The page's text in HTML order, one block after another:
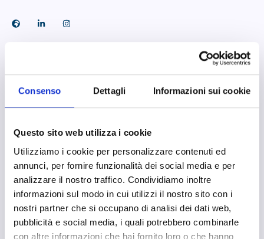
Consenso Dettagli Informazioni sui cookie
Questo sito web utilizza i cookie
Utilizziamo i cookie per personalizzare contenuti ed
annunci, per fornire funzionalità dei social media e per
analizzare il nostro traffico. Condividiamo inoltre
informazioni sul modo in cui utilizzi il nostro sito con i
nostri partner che si occupano di analisi dei dati web,
pubblicità e social media, i quali potrebbero combinarle
con altre informazioni che hai fornito loro o che hanno
Raso Adriana
Classe ’83, calabrese per nascita e per scelta.
che mi offrono possibilità inedite di cambiare il mio sguardo
sulla realtà.
Nella mia cassetta degli attrezzi ci sono: diritto del lavoro,
orientamento, formazione, sviluppo di comunità. Consulente
del lavoro di formazione e formatrice per passione, negli anni
ho lavorato in contesti cooperativi, scuole, enti del terzo
settore e progetti di sviluppo locale. Mi occupo di risorse